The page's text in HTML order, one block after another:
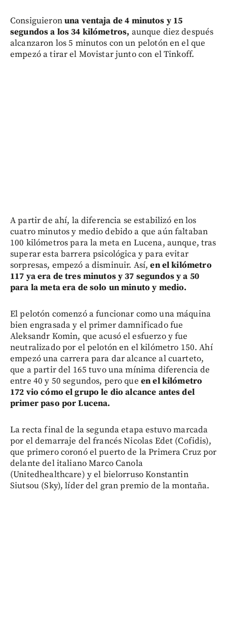
Consiguieronuna ventaja de 4 minutos y 15
segundos a los 34 kilómetros, aunque diez después
alcanzaron los 5 minutos con un pelotón en el que
empezó a tirar el Movistar junto con el Tinkoff.
A partir de ahí, la diferencia se estabilizó en los
cuatro minutos y medio debido a que aún faltaban
100 kilómetros para la meta en Lucena, aunque, tras
superar esta barrera psicológica y para evitar
sorpresas, empezó a disminuir. Así,en el kilómetro
117 ya era de tres minutos y 37 segundos y a 50
para la meta era de solo un minuto y medio.
El pelotón comenzó a funcionar como una máquina
bien engrasada y el primer damnificado fue
Aleksandr Komin, que acusó el esfuerzo y fue
neutralizado por el pelotón en el kilómetro 150. Ahí
empezó una carrera para dar alcance al cuarteto,
que a partir del 165 tuvo una mínima diferencia de
entre 40 y 50 segundos, pero que en el kilómetro
172 vio cómo el grupo le dio alcance antes del
primer paso por Lucena.
La recta final de la segunda etapa estuvo marcada
por el demarraje del francés Nicolas Edet (Cofidis),
que primero coronó el puerto de la Primera Cruz por
delante del italiano Marco Canola
(Unitedhealthcare) y el bielorruso Konstantin
Siutsou (Sky), líder del gran premio de la montaña.